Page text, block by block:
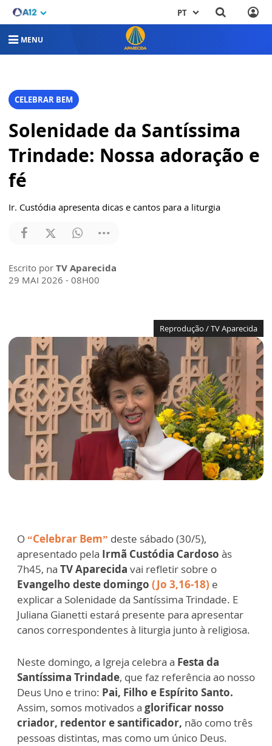
PT
MENU
CELEBRAR BEM
Solenidade da Santíssima
Trindade: Nossa adoração e
fé
Ir. Custódia apresenta dicas e cantos para a liturgia
Escrito por TV Aparecida
29 MAI 2026 - 08H00
Reprodução / TV Aparecida
O“Celebrar Bem” deste sábado (30/5),
apresentado pela Irmã Custódia Cardoso às
7h45, na TV Aparecida vai refletir sobre o
Evangelho deste domingo (Jo 3,16-18) e
explicar a Solenidade da Santíssima Trindade. E
Juliana Gianetti estará presente para apresentar
canos correspondentes à liturgia junto à religiosa.
Neste domingo, a Igreja celebra a Festa da
Santíssima Trindade, que faz referência ao nosso
Deus Uno e trino: Pai, Filho e Espírito Santo.
Assim, somos motivados a glorificar nosso
criador, redentor e santificador, não como três
pessoas distintas, mas como um único Deus.